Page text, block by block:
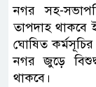
নগর সহ-
তাপদাহ থাকবে
ঘোষিত
নগর জুড়ে
থাকবে।